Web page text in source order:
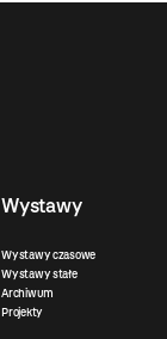
Wystawy
Wystawy czasowe
Wystawy stałe
Archiwum
Projekty